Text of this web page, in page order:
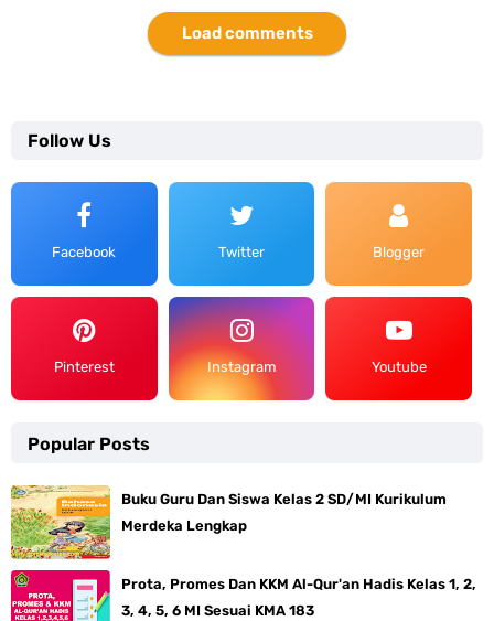
Load comments
Follow Us
Facebook Twitter Blogger
Pinterest Instagram Youtube
Popular Posts
Buku Guru Dan Siswa Kelas 2 SD/MI Kurikulum
Merdeka Lengkap
Prota, Promes Dan KKM Al-Qur'an Hadis Kelas 1, 2,
3, 4, 5, 6 MI Sesuai KMA 183